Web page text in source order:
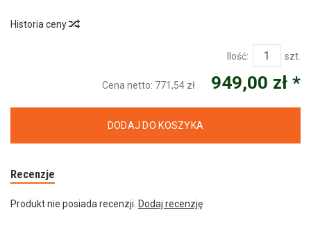
Historia ceny
Ilość: szt.
Cena netto: 771,54 zł 949,00 zł *
DODAJ DO KOSZYKA
Recenzje
Produkt nie posiada recenzji. Dodaj recenzję